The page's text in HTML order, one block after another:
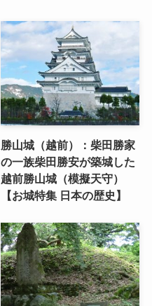
勝山城（越前）：柴田勝家
の一族柴田勝安が築城した
越前勝山城（模擬天守）
【お城特集 日本の歴史】